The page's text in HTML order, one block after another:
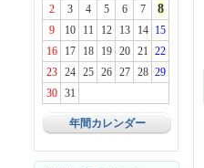
2
3 4 5 6 7 8
9 10 11 12 13 14
15
16
17 18 19 20 21 22
23
24 25 26 27 28 29
30
31
年間カレンダー